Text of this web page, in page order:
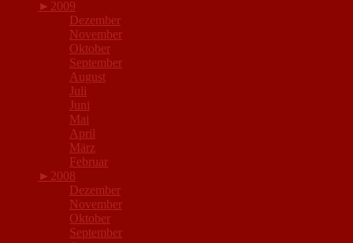
► 2009
Dezember
November
Oktober
September
August
Juli
Juni
Mai
April
März
Februar
► 2008
Dezember
November
Oktober
September